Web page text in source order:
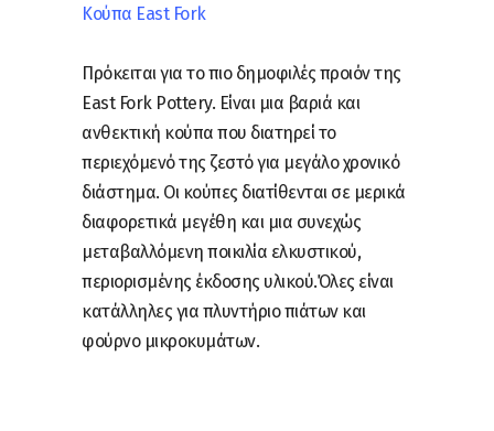
Κούπα East Fork
Πρόκειται για το πιο δημοφιλές προιόν της
East Fork Pottery. Είναι μια βαριά και
ανθεκτική κούπα που διατηρεί το
περιεχόμενό της ζεστό για μεγάλο χρονικό
διάστημα. Οι κούπες διατίθενται σε μερικά
διαφορετικά μεγέθη και μια συνεχώς
μεταβαλλόμενη ποικιλία ελκυστικού,
περιορισμένης έκδοσης υλικού.Όλες είναι
κατάλληλες για πλυντήριο πιάτων και
φούρνο μικροκυμάτων.